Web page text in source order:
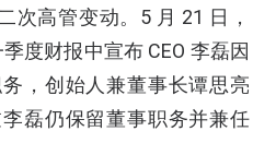
次高管变动。5 月 21 日，
度财报中宣布 CEO 李磊因
，创始人兼董事长谭思亮
磊仍保留董事职务并兼任